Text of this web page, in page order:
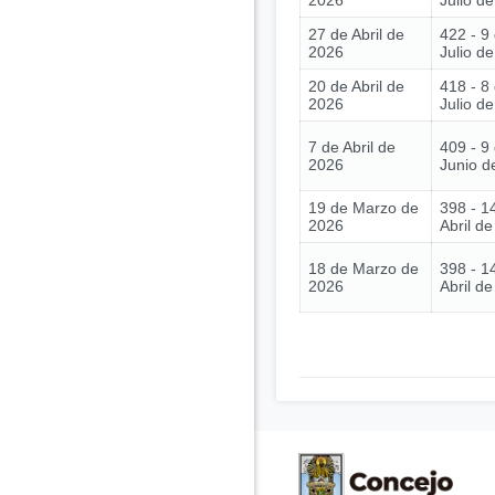
27 de Abril de
2026
422 - 9
Julio
20 de Abril de
2026
418 - 8
Julio
7 de Abril de
2026
409 - 9
Junio
19 de Marzo de
2026
398 -
Abril
18 de Marzo de
2026
398 -
Abril